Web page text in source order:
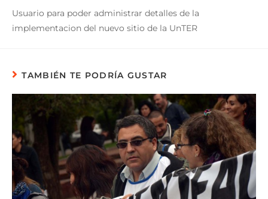
Usuario para poder administrar detalles de la
implementacion del nuevo sitio de la UnTER
TAMBIÉN TE PODRÍA GUSTAR